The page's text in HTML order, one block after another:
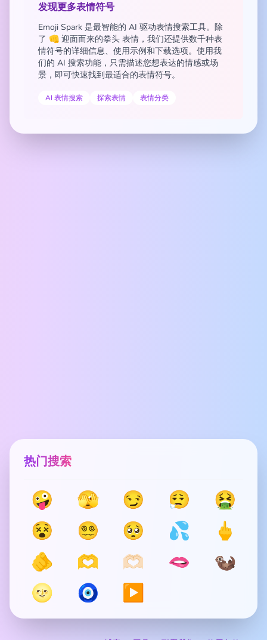
发现更多表情符号
Emoji Spark 是最智能的 AI 驱动表情搜索工具。除
了 👊 迎面而来的拳头 表情，我们还提供数千种表
情符号的详细信息、使用示例和下载选项。使用我
们的 AI 搜索功能，只需描述您想表达的情感或场
景，即可快速找到最适合的表情符号。
AI 表情搜索 探索表情 表情分类
热门搜索
🤪 🫣 😏 😮‍💨
🤮
😵
😵‍💫 🥺 💦
🖕
🫵
🫶 🫶🏻 🫦
🦦
🌝
🧿 ▶️